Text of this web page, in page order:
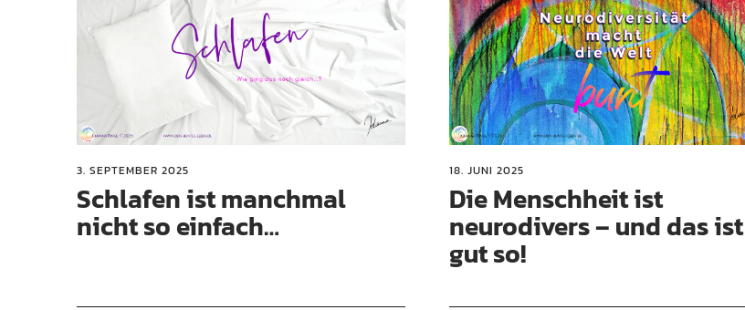
3. SEPTEMBER 2025
Schlafen ist manchmal
nicht so einfach…
18. JUNI 2025
Die Menschheit ist
neurodivers – und das ist
gut so!